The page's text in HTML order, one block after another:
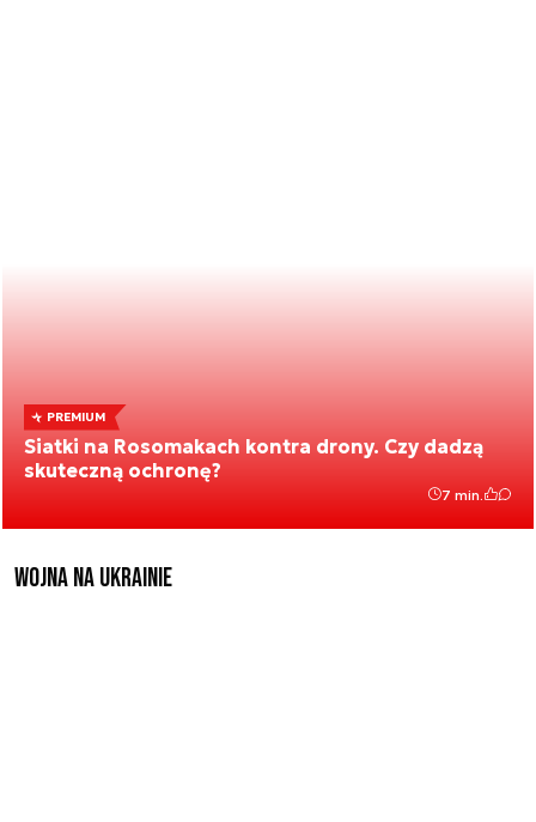
PREMIUM
Siatki na Rosomakach kontra drony. Czy dadzą
skuteczną ochronę?
7 min.
Wojna na Ukrainie